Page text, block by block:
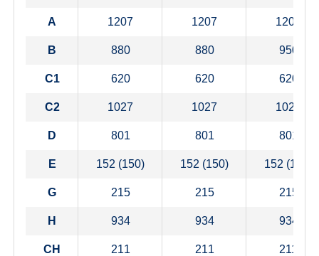
A 1207 1207 1207
B 880 880 950
C1 620 620 620
C2 1027 1027 1027
D 801 801 801
E 152 (150) 152 (150) 152 (150)
G 215 215 215
H 934 934 934
CH 211 211 211